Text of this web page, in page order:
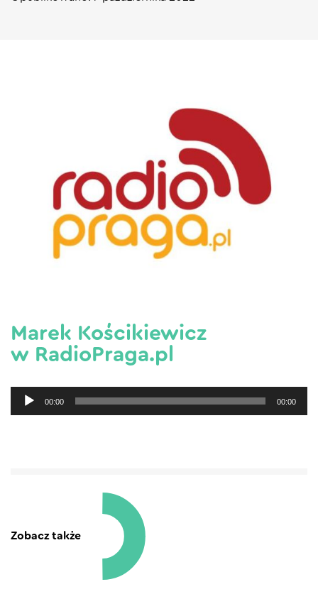
Marek Kościkiewicz
w RadioPraga.pl
Odtwarzacz
plików00:00 00:00
Zobacz także